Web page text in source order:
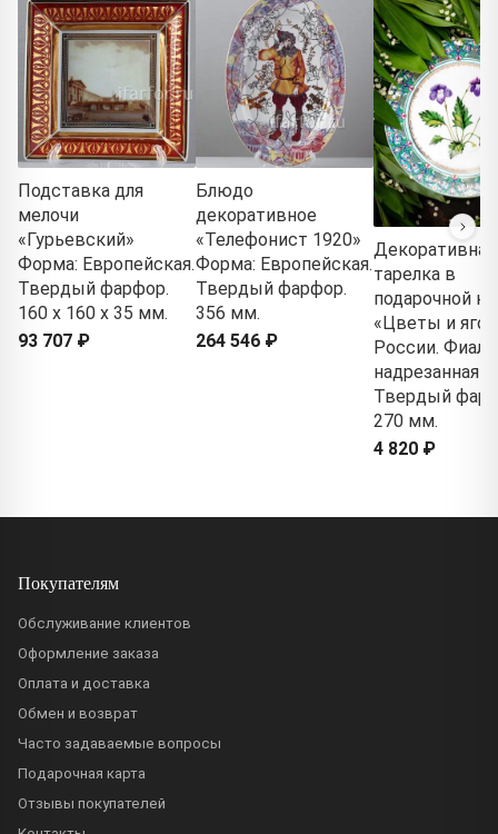
Подставка для
мелочи
«Гурьевский»
Форма: Европейская.
Твердый фарфор.
160 x 160 x 35 мм.
93 707 ₽
Блюдо
декоративное
«Телефонист 1920»
Форма: Европейская.
Твердый фарфор.
356 мм.
264 546 ₽
Декоративная
тарелка в
подарочной
«Цветы и
России.
надрезанная»
Твердый
270 мм.
4 820 ₽
Покупателям
Обслуживание клиентов
Оформление заказа
Оплата и доставка
Обмен и возврат
Часто задаваемые вопросы
Подарочная карта
Отзывы покупателей